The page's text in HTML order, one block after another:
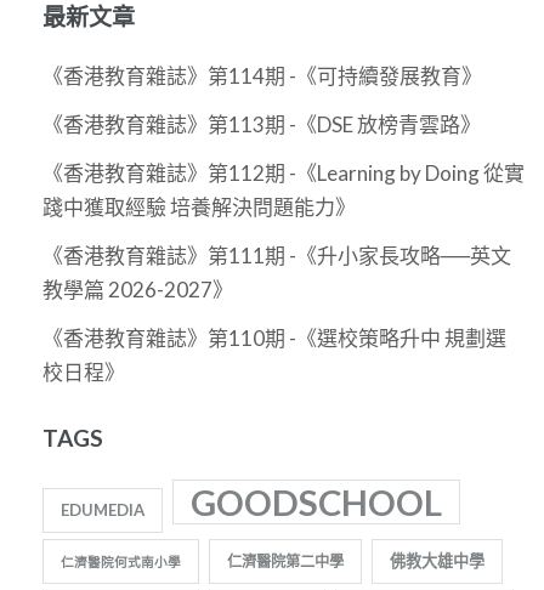
最新文章
《香港教育雜誌》第114期 -《可持續發展教育》
《香港教育雜誌》第113期 -《DSE 放榜青雲路》
《香港教育雜誌》第112期 -《Learning by Doing 從實
踐中獲取經驗 培養解決問題能力》
《香港教育雜誌》第111期 -《升小家長攻略──英文
教學篇 2026-2027》
《香港教育雜誌》第110期 -《選校策略升中 規劃選
校日程》
TAGS
EDUMEDIA GOODSCHOOL
仁濟醫院何式南小學 仁濟醫院第二中學 佛教大雄中學